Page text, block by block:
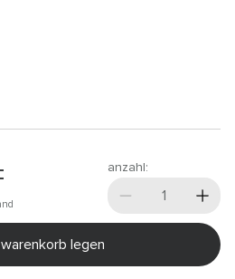
anzahl:
legen